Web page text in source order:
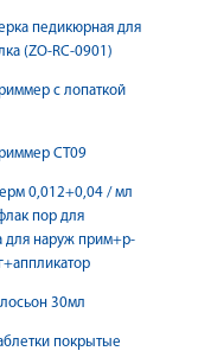
педикюрная для
(ZO-RC-0901)
с лопаткой
СТ09
0,012+0,04 / мл
пор для
для наруж прим+р-
30мл
покрытые